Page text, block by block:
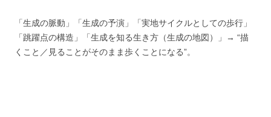
「生成の脈動」「生成の予演」「実地サイクルとしての歩行」
「跳躍点の構造」「生成を知る生き方（生成の地図）」→ “描
くこと／見ることがそのまま歩くことになる”。